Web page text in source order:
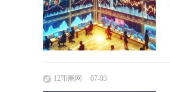
12币圈网 07-03